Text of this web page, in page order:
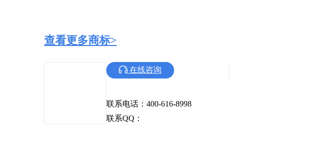
查看更多商标>
在线咨询
联系电话：400-616-8998
联系QQ：